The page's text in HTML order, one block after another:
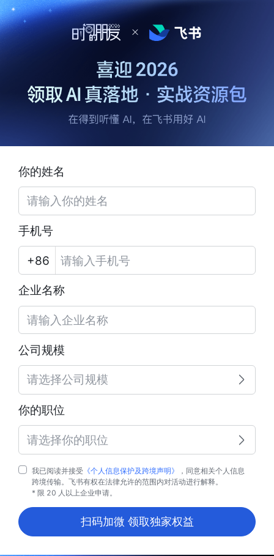
你的姓名
手机号
企业名称
公司规模
请选择公司规模
你的职位
请选择你的职位
我已阅读并接受 《个人信息保护及跨境声明》
，同意相关个人信息
跨境传输。飞书有权在法律允许的范围内对活动进行解释。
* 限 20 人以上企业申请。
扫码加微 领取独家权益